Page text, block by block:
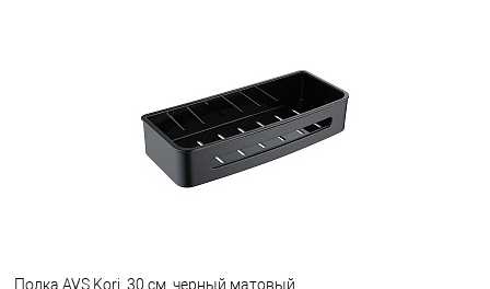
Полка AVS Kori, 30 см, черный матовый